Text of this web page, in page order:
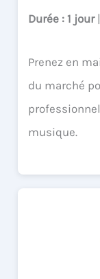
Durée : 1 jour |
Prenez en
du marché
musique.